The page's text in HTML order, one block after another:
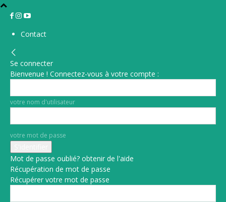
Contact
Se connecter
Bienvenue ! Connectez-vous à votre compte :
votre nom d'utilisateur
votre mot de passe
Mot de passe oublié? obtenir de l'aide
Récupération de mot de passe
Récupérer votre mot de passe